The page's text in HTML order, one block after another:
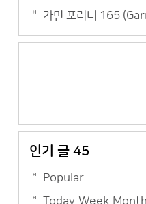
가민 포러너 165
인기 글 45
Popular
Today Week Month